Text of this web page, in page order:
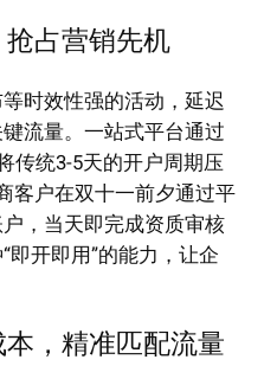
占营销先机
时效性强的活动，延迟
流量。一站式平台通过
传统3-5天的开户周期压
客户在双十一前夕通过平
，当天即完成资质审核
即开即用”的能力，让企
，精准匹配流量